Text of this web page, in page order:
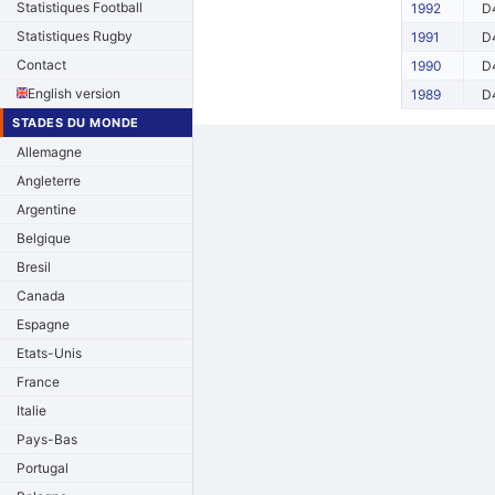
Statistiques Football
Statistiques Rugby
Contact
English version
STADES DU MONDE
Allemagne
Angleterre
Argentine
Belgique
Bresil
Canada
Espagne
Etats-Unis
France
Italie
Pays-Bas
Portugal
1992
1991
1990
1989